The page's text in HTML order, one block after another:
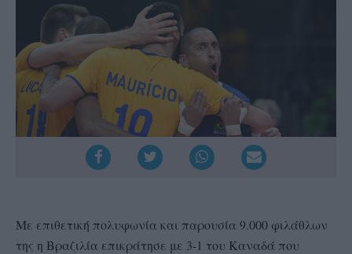
Με επιθετική πολυφωνία και παρουσία 9.000 φιλάθλων
της η Βραζιλία επικράτησε με 3-1 του Καναδά που